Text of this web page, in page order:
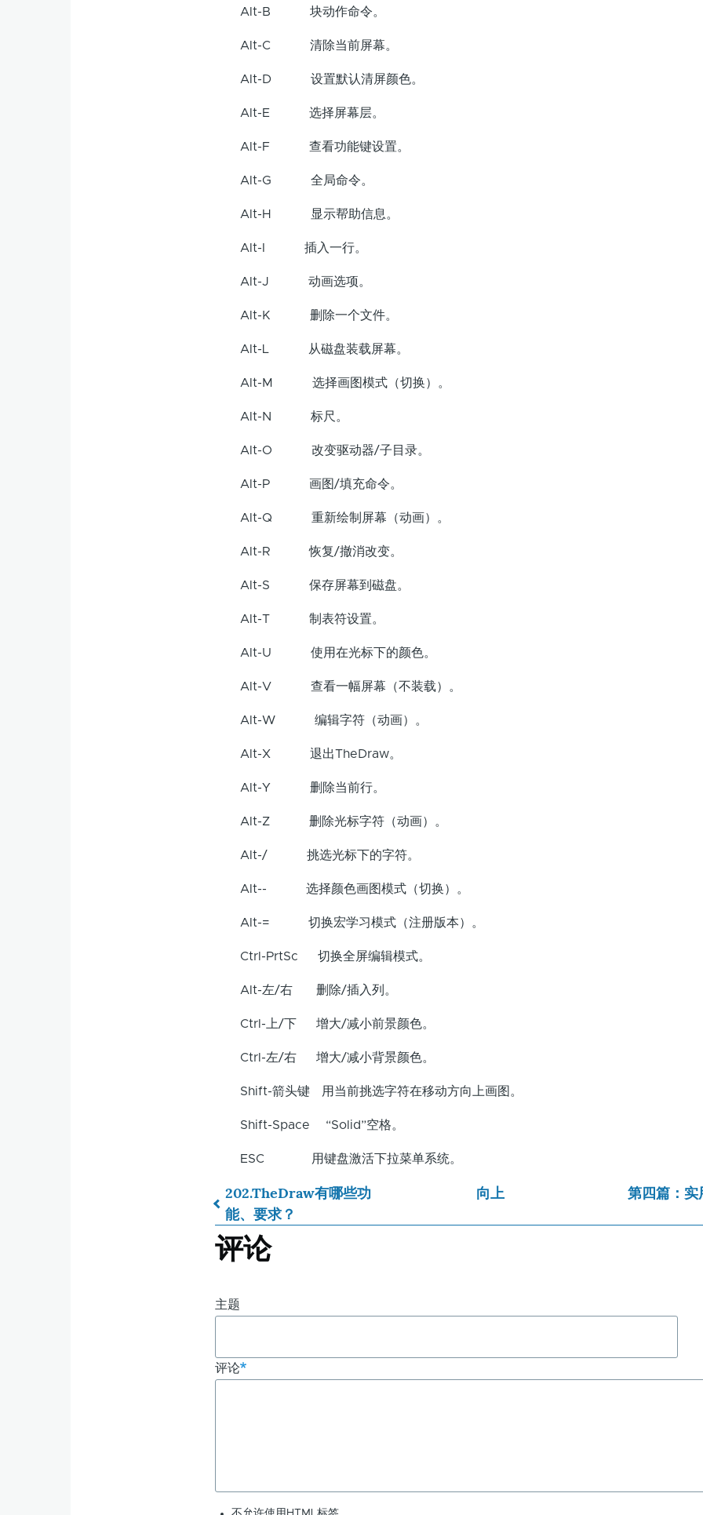
Alt-B 块动作命令。
Alt-C 清除当前屏幕。
Alt-D 设置默认清屏颜色。
Alt-E 选择屏幕层。
Alt-F 查看功能键设置。
Alt-G 全局命令。
Alt-H 显示帮助信息。
Alt-I 插入一行。
Alt-J 动画选项。
Alt-K 删除一个文件。
Alt-L 从磁盘装载屏幕。
Alt-M 选择画图模式（切换）。
Alt-N 标尺。
Alt-O 改变驱动器/子目录。
Alt-P 画图/填充命令。
Alt-Q 重新绘制屏幕（动画）。
Alt-R 恢复/撤消改变。
Alt-S 保存屏幕到磁盘。
Alt-T 制表符设置。
Alt-U 使用在光标下的颜色。
Alt-V 查看一幅屏幕（不装载）。
Alt-W 编辑字符（动画）。
Alt-X 退出TheDraw。
Alt-Y 删除当前行。
Alt-Z 删除光标字符（动画）。
Alt-/ 挑选光标下的字符。
Alt-- 选择颜色画图模式（切换）。
Alt-= 切换宏学习模式（注册版本）。
Ctrl-PrtSc 切换全屏编辑模式。
Alt-左/右 删除/插入列。
Ctrl-上/下 增大/减小前景颜色。
Ctrl-左/右 增大/减小背景颜色。
Shift-箭头键 用当前挑选字符在移动方向上画图。
Shift-Space “Solid”空格。
ESC 用键盘激活下拉菜单系统。
书
籍
遍
历
202.TheDraw有哪些功
能、要求？
向上 第四篇：实
评论
主题
评论